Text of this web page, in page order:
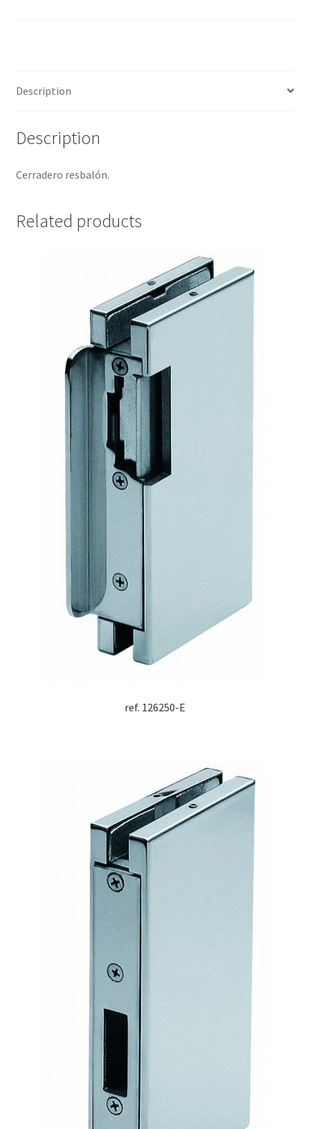
Description
Description
Cerradero resbalón.
Related products
ref. 126250-E